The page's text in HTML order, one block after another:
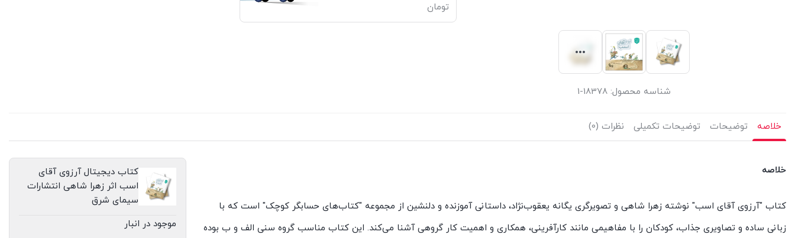
شناسه محصول: 18378-1
تومان
خلاصه توضیحات توضیحات تکمیلی نظرات (0)
خلاصه
کتاب "آرزوی آقای اسب" نوشته زهرا شاهی و تصویرگری یگانه یعقوب‌نژاد، داستانی آموزنده و دلنشین از مجموعه "کتاب‌های حسابگر کوچک" است که با
زبانی ساده و تصاویری جذاب، کودکان را با مفاهیمی مانند کارآفرینی، همکاری و اهمیت کار گروهی آشنا می‌کند. این کتاب مناسب گروه سنی الف و ب بوده
کتاب دیجیتال آرزوی آقای
اسب اثر زهرا شاهی انتشارات
سیمای شرق
موجود در انبار